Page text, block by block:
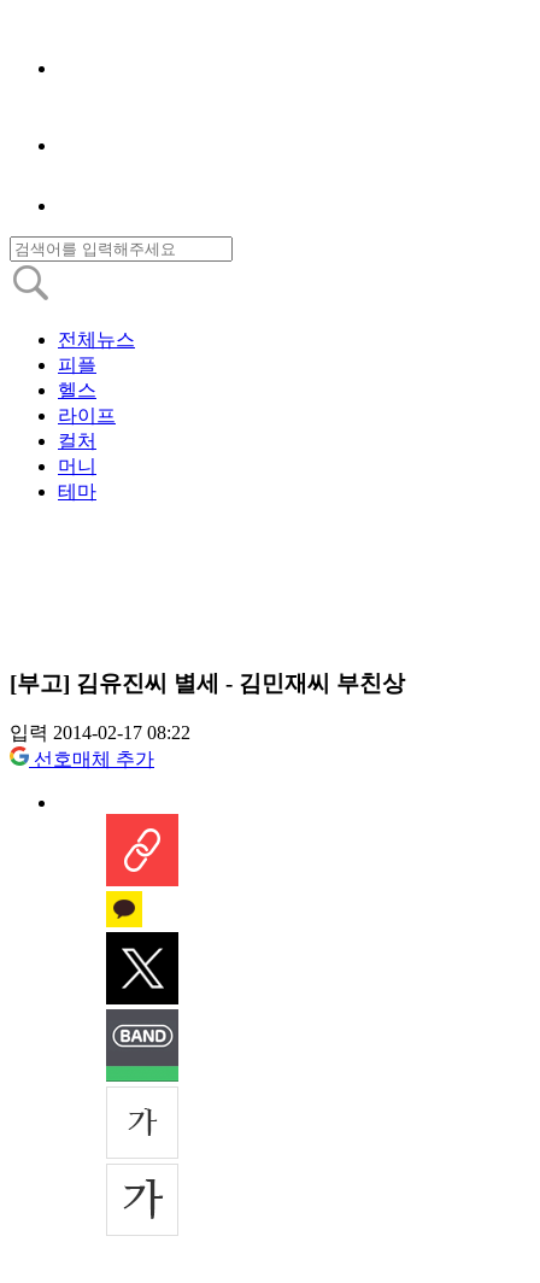
전체뉴스
피플
헬스
라이프
컬처
머니
테마
[부고] 김유진씨 별세 - 김민재씨 부친상
입력 2014-02-17 08:22
선호매체 추가